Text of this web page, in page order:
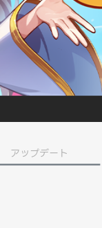
アップデート